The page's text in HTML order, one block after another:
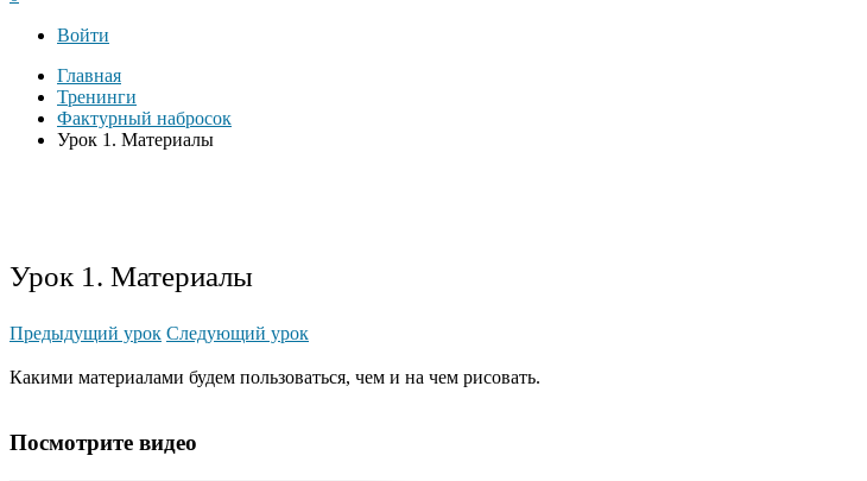
Войти
Главная
Тренинги
Фактурный набросок
Урок 1. Материалы
Урок 1. Материалы
Предыдущий урок Следующий урок
Какими материалами будем пользоваться, чем и на чем рисовать.
Посмотрите видео